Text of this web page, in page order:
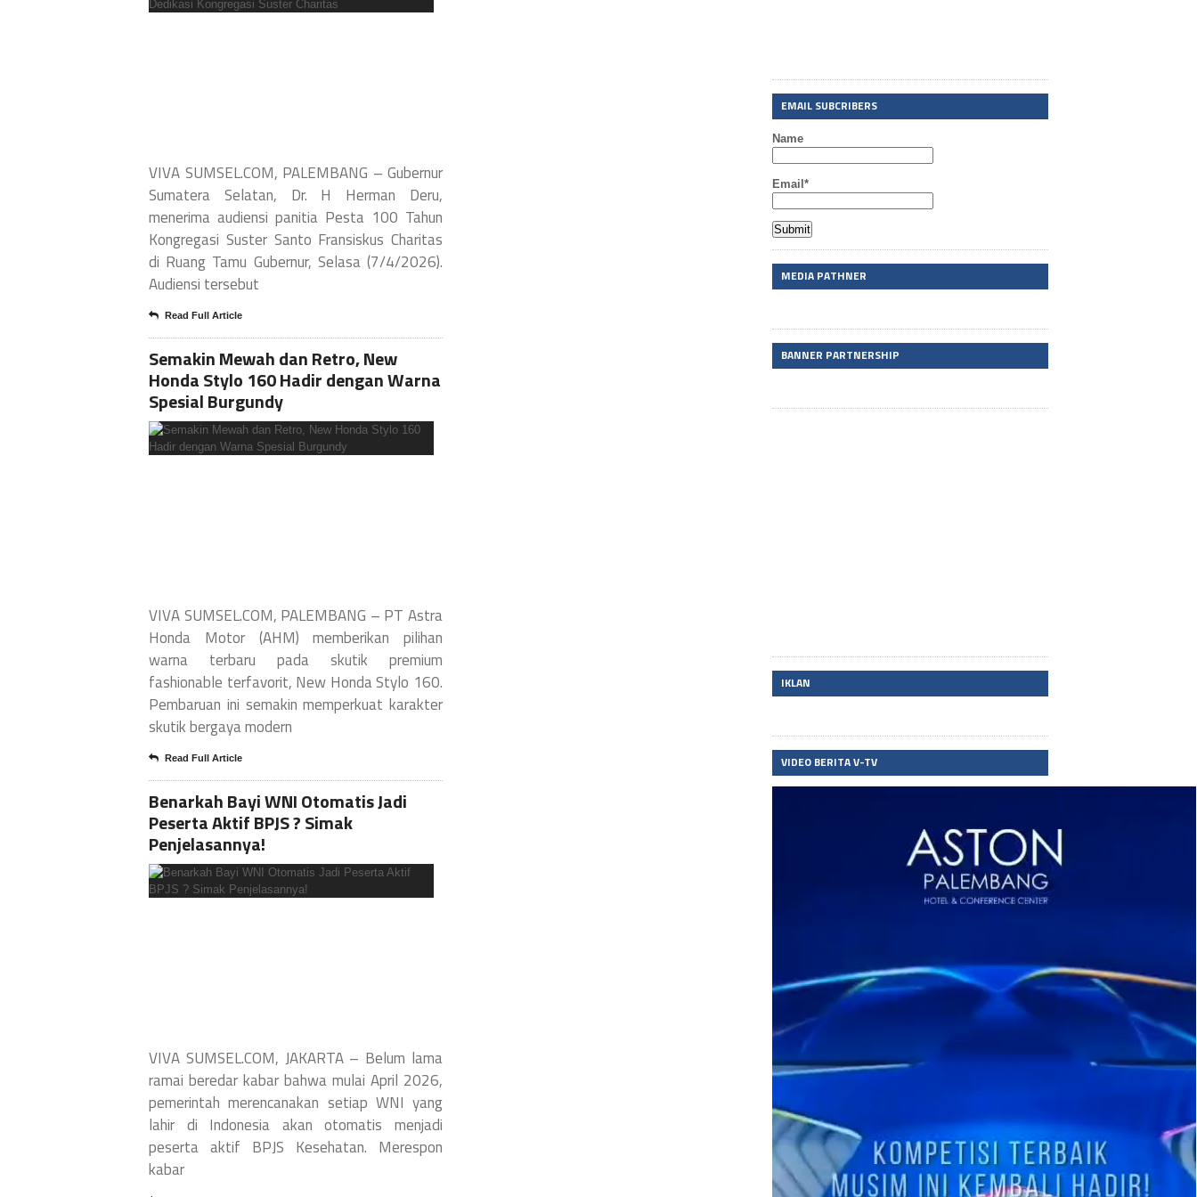
VIVA SUMSEL.COM, PALEMBANG – Gubernur
Sumatera Selatan, Dr. H Herman Deru,
menerima audiensi panitia Pesta 100 Tahun
Kongregasi Suster Santo Fransiskus Charitas
di Ruang Tamu Gubernur, Selasa (7/4/2026).
Audiensi tersebut
Read Full Article
Semakin Mewah dan Retro, New
Honda Stylo 160 Hadir dengan Warna
Spesial Burgundy
VIVA SUMSEL.COM, PALEMBANG – PT Astra
Honda Motor (AHM) memberikan pilihan
warna terbaru pada skutik premium
fashionable terfavorit, New Honda Stylo 160.
Pembaruan ini semakin memperkuat karakter
skutik bergaya modern
Read Full Article
Benarkah Bayi WNI Otomatis Jadi
Peserta Aktif BPJS ? Simak
Penjelasannya!
VIVA SUMSEL.COM, JAKARTA – Belum lama
ramai beredar kabar bahwa mulai April 2026,
pemerintah merencanakan setiap WNI yang
lahir di Indonesia akan otomatis menjadi
peserta aktif BPJS Kesehatan. Merespon
kabar
EMAIL SUBCRIBERS
Name
Email*
MEDIA PATHNER
BANNER PARTNERSHIP
IKLAN
VIDEO BERITA V-TV